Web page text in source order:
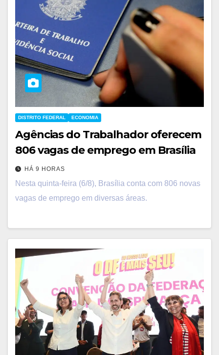
DISTRITO FEDERAL ECONOMIA
Agências do Trabalhador oferecem
806 vagas de emprego em Brasília
HÁ 9 HORAS
Nesta quinta-feira (6/8), Brasília conta com 806 novas
vagas de emprego em diversas áreas.